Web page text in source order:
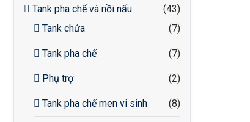
Tank pha chế và nồi nấu
(43)
Tank chứa
(7)
Tank pha chế (7)
Phụ trợ (2)
Tank pha chế men vi sinh (8)